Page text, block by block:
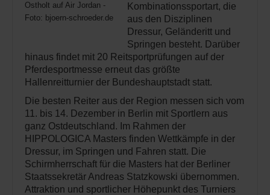
Ostholt auf Air Jordan -
Foto: bjoern-schroeder.de
Kombinationssportart, die
aus den Disziplinen
Dressur, Geländeritt und
Springen besteht. Darüber
hinaus findet mit 20 Reitsportprüfungen auf der
Pferdesportmesse erneut das größte
Hallenreitturnier der Bundeshauptstadt statt.
Die besten Reiter aus der Region messen sich vom
11. bis 14. Dezember in Berlin mit Sportlern aus
ganz Ostdeutschland. Im Rahmen der
HIPPOLOGICA Masters finden Wettkämpfe in der
Dressur, im Springen und Fahren statt. Die
Schirmherrschaft für die Masters hat der Berliner
Staatssekretär Andreas Statzkowski übernommen.
Attraktion und sportlicher Höhepunkt des Turniers